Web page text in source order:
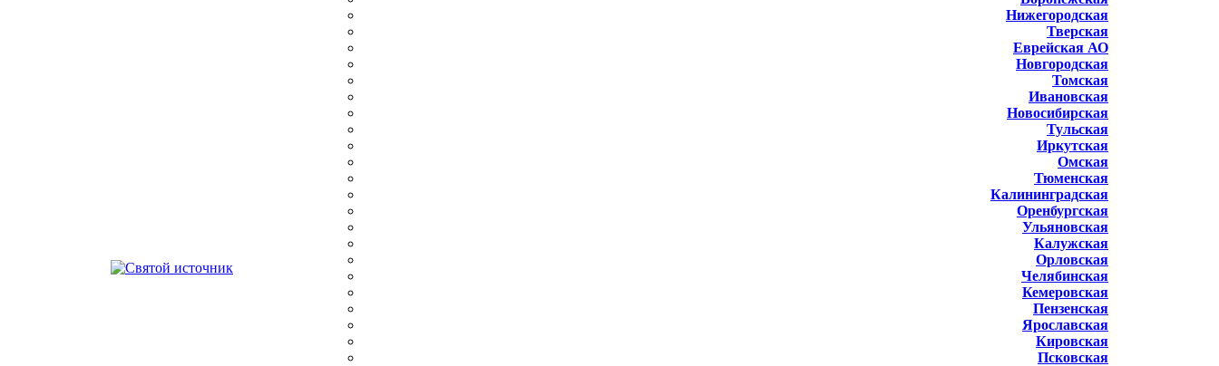
Нижегородская
Тверская
Еврейская АО
Новгородская
Томская
Ивановская
Новосибирская
Тульская
Иркутская
Омская
Тюменская
Калининградская
Оренбургская
Ульяновская
Калужская
Орловская
Челябинская
Кемеровская
Пензенская
Ярославская
Кировская
Псковская